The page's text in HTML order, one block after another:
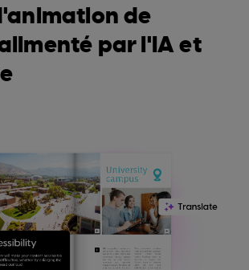
de
par l'IA et